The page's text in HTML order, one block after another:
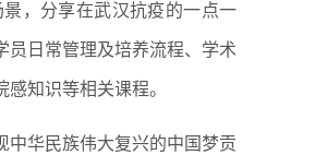
，分享在武汉抗疫的一点一
员日常管理及培养流程、学术
知识等相关课程。
中华民族伟大复兴的中国梦贡